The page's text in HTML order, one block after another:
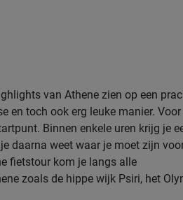
van Athene zien op een
en toch ook erg leuke manier. Voor
Binnen enkele uren krijg je
daarna weet waar je moet zijn
fietstour kom je langs alle
zoals de hippe wijk Psiri, het